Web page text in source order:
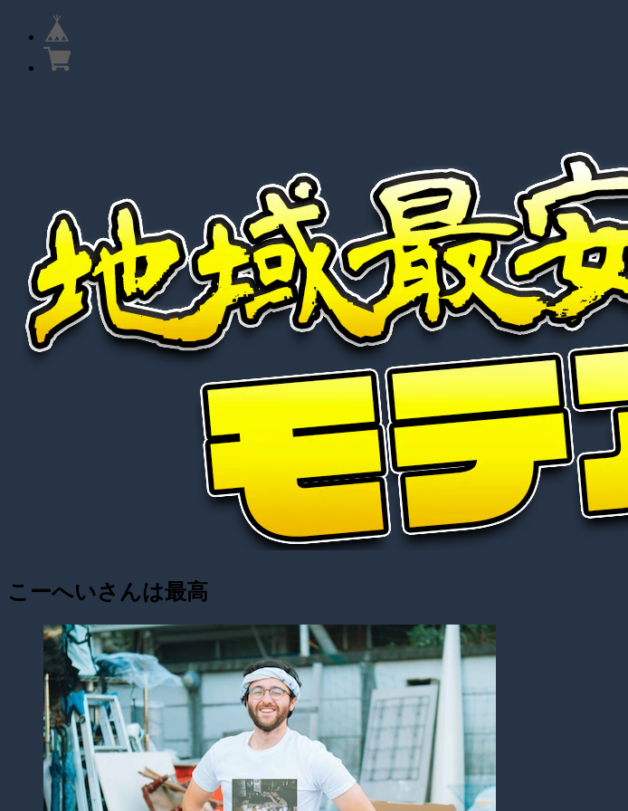
こーへいさんは最高